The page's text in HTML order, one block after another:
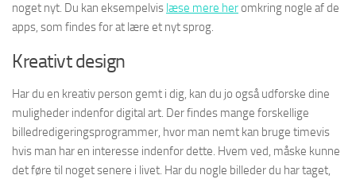
noget nyt. Du kan eksempelvis læse mere heromkring nogle af de
apps, som findes for at lære et nyt sprog.
Kreativt design
Har du en kreativ person gemt i dig, kan du jo også udforske dine
muligheder indenfor digital art. Der findes mange forskellige
billedredigeringsprogrammer, hvor man nemt kan bruge timevis
hvis man har en interesse indenfor dette. Hvem ved, måske kunne
det føre til noget senere i livet. Har du nogle billeder du har taget,